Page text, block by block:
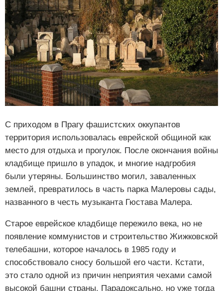
С приходом в Прагу фашистских оккупантов
территория использовалась еврейской общиной как
место для отдыха и прогулок. После окончания войны
кладбище пришло в упадок, и многие надгробия
были утеряны. Большинство могил, заваленных
землей, превратилось в часть парка Малеровы сады,
названного в честь музыканта Гюстава Малера.
Старое еврейское кладбище пережило века, но не
появление коммунистов и строительство Жижковской
телебашни, которое началось в 1985 году и
способствовало сносу большой его части. Кстати,
это стало одной из причин неприятия чехами самой
высокой башни страны. Парадоксально, но уже тогда